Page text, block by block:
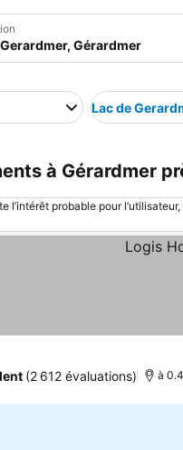
Lac de
à Gérardmer
l’intérêt probable pour
(2 612 évaluations) à